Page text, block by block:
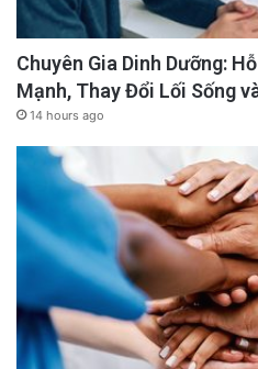
Chuyên Gia Dinh Dưỡng:
Mạnh, Thay Đổi Lối Sống
14 hours ago